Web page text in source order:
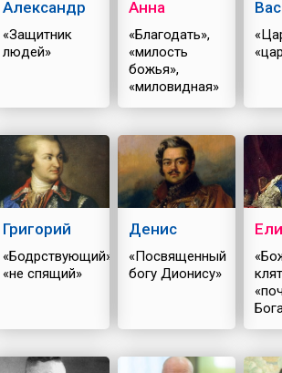
Александр
«Защитник
людей»
Анна
«Благодать»,
«милость
божья»,
«миловидная»
Григорий
«Бодрствующий»,
«не спящий»
Денис
«Посвященный
богу Дионису»